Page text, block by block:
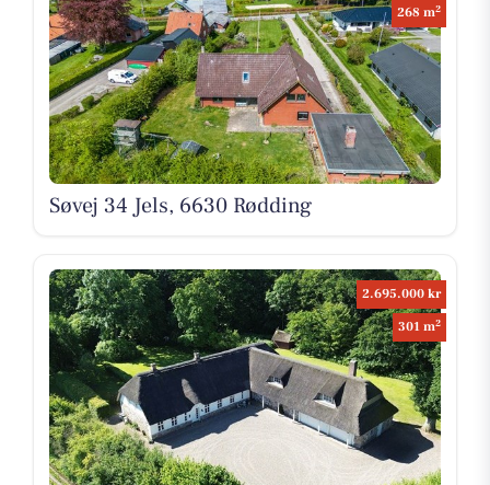
268 m2
Søvej 34 Jels, 6630 Rødding
2.695.000 kr
301 m2